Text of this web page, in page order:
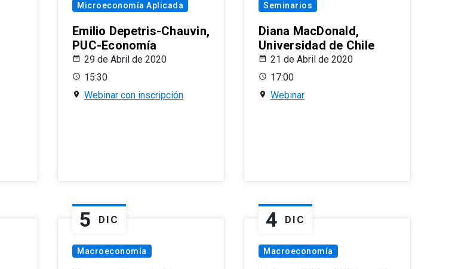
Microeconomía Aplicada
Emilio Depetris-Chauvin,
PUC-Economía
29 de Abril de 2020
15:30
Webinar con inscripción
Seminarios
Diana MacDonald,
Universidad de Chile
21 de Abril de 2020
17:00
Webinar
5 DIC
Macroeconomía
4 DIC
Macroeconomía